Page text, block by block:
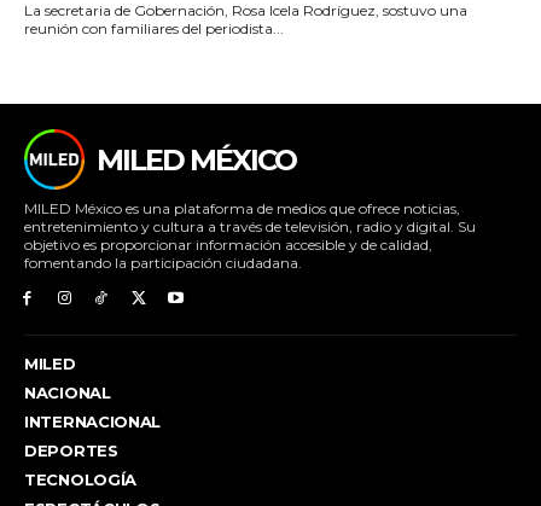
La secretaria de Gobernación, Rosa Icela Rodríguez, sostuvo una
reunión con familiares del periodista...
MILED MÉXICO
MILED México es una plataforma de medios que ofrece noticias,
entretenimiento y cultura a través de televisión, radio y digital. Su
objetivo es proporcionar información accesible y de calidad,
fomentando la participación ciudadana.
MILED
NACIONAL
INTERNACIONAL
DEPORTES
TECNOLOGÍA